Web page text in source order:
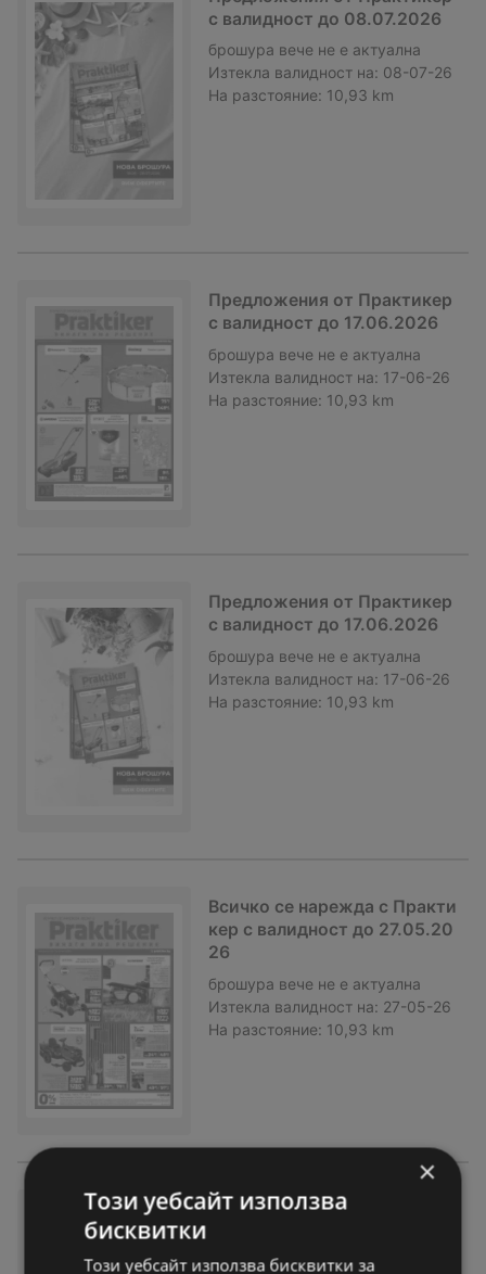
с валидност до 08.07.2026
брошура вече не е актуална
Изтекла валидност на: 08-07-26
На разстояние: 10,93 km
Предложения от Практикер
с валидност до 17.06.2026
брошура вече не е актуална
Изтекла валидност на: 17-06-26
На разстояние: 10,93 km
Предложения от Практикер
с валидност до 17.06.2026
брошура вече не е актуална
Изтекла валидност на: 17-06-26
На разстояние: 10,93 km
Всичко се нарежда с Практи
кер с валидност до 27.05.20
26
брошура вече не е актуална
Изтекла валидност на: 27-05-26
На разстояние: 10,93 km
Всичко се нарежда с Практи
×
Този уебсайт използва
бисквитки
Този уебсайт използва бисквитки за